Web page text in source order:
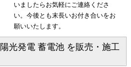
いましたらお気軽にご連絡くださ
い。今後とも末長いお付き合いをお
願いいたします。
光発電 蓄電池 を販売・施工